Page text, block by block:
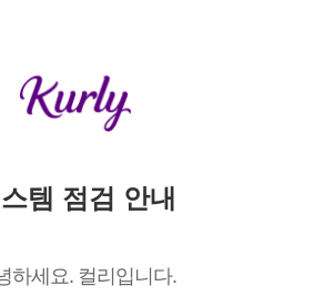
템 점검 안내
하세요. 컬리입니다.